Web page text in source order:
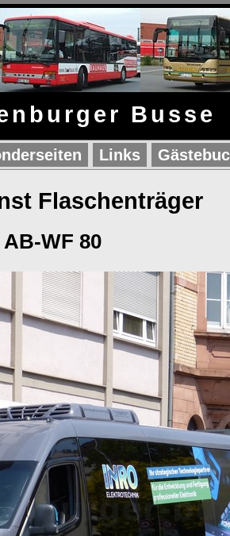
Busse
Links
Flaschenträger
AB-WF 80